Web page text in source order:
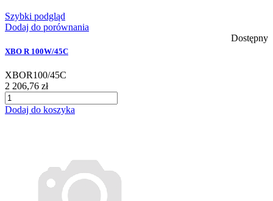
Szybki podgląd
Dodaj do porównania
Dostępny
XBO R 100W/45C
XBOR100/45C
2 206,76 zł
Dodaj do koszyka